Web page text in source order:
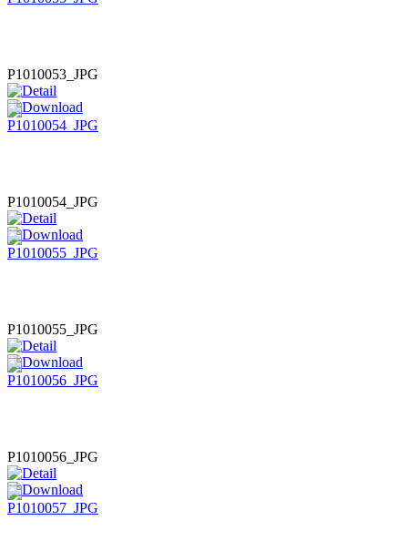
P1010053_JPG
P1010054_JPG
P1010055_JPG
P1010056_JPG